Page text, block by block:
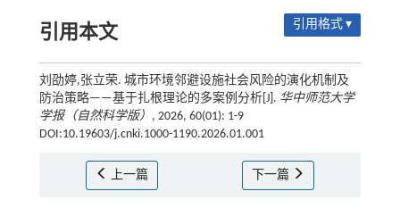
引用本文 引用格式 ▾
刘劭婷,张立荣. 城市环境邻避设施社会风险的演化机制及
防治策略——基于扎根理论的多案例分析[J]. 华中师范大学
学报（自然科学版） , 2026, 60(01): 1-9
DOI:10.19603/j.cnki.1000-1190.2026.01.001
上一篇 下一篇